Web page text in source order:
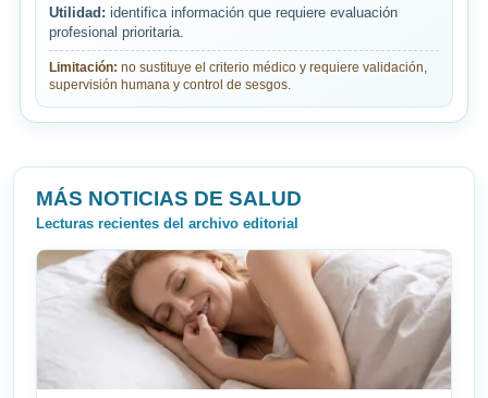
Utilidad: identifica información que requiere evaluación
profesional prioritaria.
Limitación: no sustituye el criterio médico y requiere validación,
supervisión humana y control de sesgos.
MÁS NOTICIAS DE SALUD
Lecturas recientes del archivo editorial